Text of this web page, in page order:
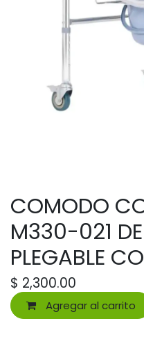
COMODO
M330-021
PLEGABLE
$ 2,300.00
Agregar al carrito